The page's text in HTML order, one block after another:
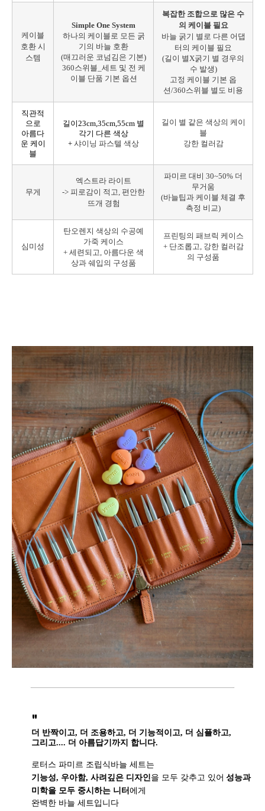
케이블
호환 시
스템
Simple One System
하나의 케이블로 모든 굵
기의 바늘 호환
(매끄러운 코넘김은 기본)
360스위블_세트 및 전 케
이블 단품 기본 옵션
복잡한 조합으로 많은 수
의 케이블 필요
바늘 굵기 별로 다른 어댑
터의 케이블 필요
(길이 별X굵기 별 경우의
수 발생)
고정 케이블 기본 옵
션/360스위블 별도 비용
직관적
으로
아름다
운 케이
블
길이23cm,35cm,55cm 별
각기 다른 색상
+ 샤이닝 파스텔 색상
길이 별 같은 색상의 케이
블
강한 컬러감
무게
엑스트라 라이트
-> 피로감이 적고, 편안한
뜨개 경험
파미르 대비 30~50% 더
무거움
(바늘팁과 케이블 체결 후
측정 비교)
심미성
탄오렌지 색상의 수공예
가죽 케이스
+ 세련되고, 아름다운 색
상과 쉐입의 구성품
프린팅의 패브릭 케이스
+ 단조롭고, 강한 컬러감
의 구성품
"
더 반짝이고, 더 조용하고, 더 기능적이고, 더 심플하고,
그리고.... 더 아름답기까지 합니다.
로터스 파미르 조립식바늘 세트는
기능성, 우아함, 사려깊은 디자인 을 모두 갖추고 있어 성능과
미학을 모두 중시하는 니터 에게
완벽한 바늘 세트입니다